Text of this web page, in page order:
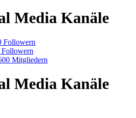
Media Kanäle
Followern
Followern
Mitgliedern
Media Kanäle